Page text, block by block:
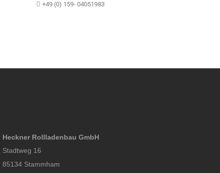
+49 (0) 159- 04051983
Heckner Rollladenbau GmbH
Stadtweg 16
85134 Stammham